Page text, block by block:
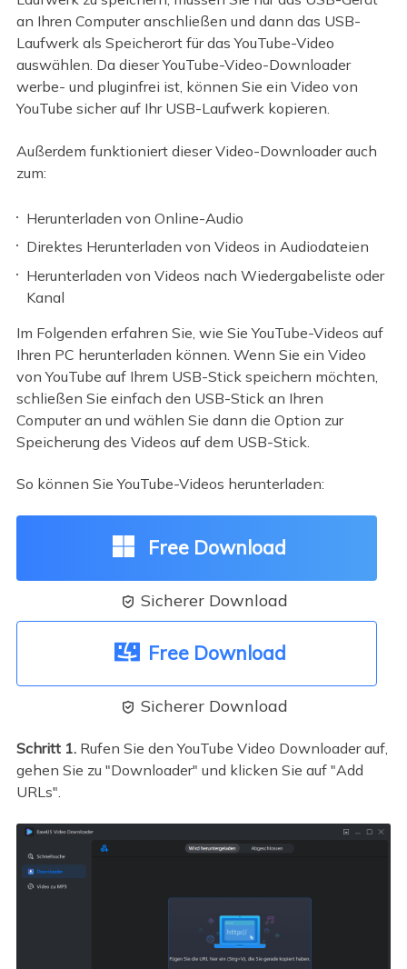
an Ihren Computer anschließen und dann das USB-
Laufwerk als Speicherort für das YouTube-Video
auswählen. Da dieser YouTube-Video-Downloader
werbe- und pluginfrei ist, können Sie ein Video von
YouTube sicher auf Ihr USB-Laufwerk kopieren.
Außerdem funktioniert dieser Video-Downloader auch
zum:
Herunterladen von Online-Audio
Direktes Herunterladen von Videos in Audiodateien
Herunterladen von Videos nach Wiedergabeliste oder
Kanal
Im Folgenden erfahren Sie, wie Sie YouTube-Videos auf
Ihren PC herunterladen können. Wenn Sie ein Video
von YouTube auf Ihrem USB-Stick speichern möchten,
schließen Sie einfach den USB-Stick an Ihren
Computer an und wählen Sie dann die Option zur
Speicherung des Videos auf dem USB-Stick.
So können Sie YouTube-Videos herunterladen:
Free Download
 Sicherer Download
Free Download
 Sicherer Download
Schritt 1. Rufen Sie den YouTube Video Downloader auf,
gehen Sie zu "Downloader" und klicken Sie auf "Add
URLs".